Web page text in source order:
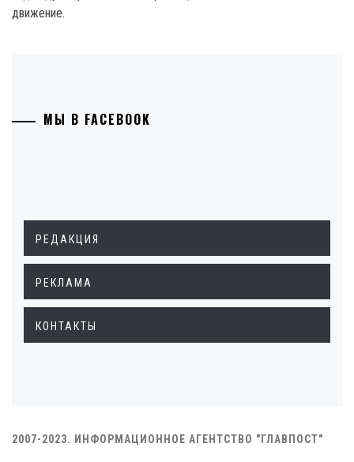
движение.
МЫ В FACEBOOK
РЕДАКЦИЯ
РЕКЛАМА
КОНТАКТЫ
2007-2023. ИНФОРМАЦИОННОЕ АГЕНТСТВО "ГЛАВПОСТ"